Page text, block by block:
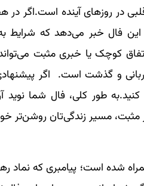
در روزهای آینده است.اگر
این فال خبر می‌دهد که
کوچک یا خبری مثبت
و گذشت است. اگر
طور کلی، فال شما نوید
مثبت، مسیر زندگی‌تان روشن‌تر
شده است؛ پیامبری که نماد